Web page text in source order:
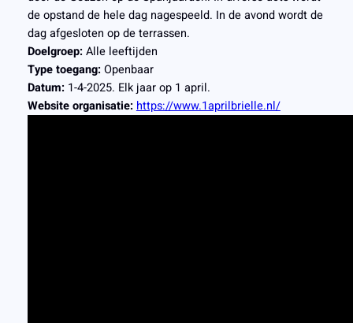
de opstand de hele dag nagespeeld. In de avond wordt de
dag afgesloten op de terrassen.
Doelgroep: Alle leeftijden
Type toegang: Openbaar
Datum: 1-4-2025. Elk jaar op 1 april.
Website organisatie: https://www.1aprilbrielle.nl/